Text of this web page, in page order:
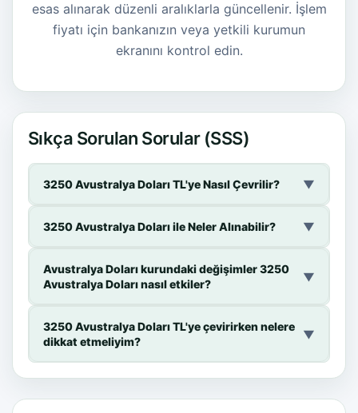
esas alınarak düzenli aralıklarla güncellenir. İşlem
fiyatı için bankanızın veya yetkili kurumun
ekranını kontrol edin.
Sıkça Sorulan Sorular (SSS)
3250 Avustralya Doları TL'ye Nasıl Çevrilir? ▼
3250 Avustralya Doları ile Neler Alınabilir? ▼
Avustralya Doları kurundaki değişimler 3250
Avustralya Doları nasıl etkiler?
▼
3250 Avustralya Doları TL'ye çevirirken nelere
dikkat etmeliyim?
▼